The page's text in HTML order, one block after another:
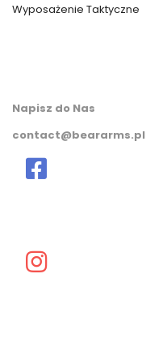
Wyposażenie Taktyczne
Napisz do Nas
contact@beararms.pl